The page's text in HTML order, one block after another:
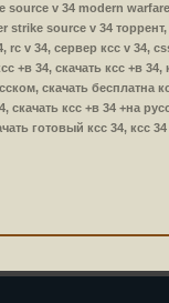
v 34 modern
source v 34
rc v 34, сервер ксс v 34,
+в 34, скачать ксс +в
скачать бесплатна
ксс +в 34 +на
готовый ксс 34, ксс